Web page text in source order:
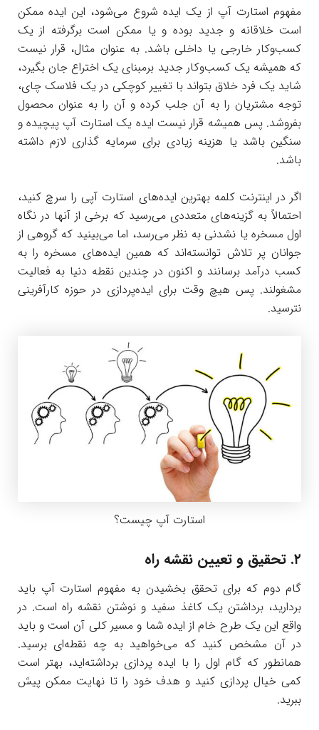
مفهوم استارت آپ از یک ایده شروع می‌شود، این ایده ممکن
است خلاقانه و جدید بوده و یا ممکن است برگرفته از یک
کسب‌و‌کار خارجی یا داخلی باشد. به عنوان مثال، قرار نیست
که همیشه یک کسب‌و‌کار جدید برمبنای یک اختراع جان بگیرد،
شاید یک فرد خلاق بتواند با تغییر کوچکی در یک فلاسک چای،
توجه مشتریان را به آن جلب کرده و آن را به عنوان محصول
بفروشد. پس همیشه قرار نیست ایده یک استارت آپ پیچیده و
سنگین باشد یا هزینه زیادی برای سرمایه گذاری لازم داشته
باشد.
اگر در اینترنت کلمه بهترین ایده‌های استارت آپی را سرچ کنید،
احتمالاً به گزینه‌های متعددی می‌رسید که برخی از آنها در نگاه
اول مسخره یا نشدنی به نظر می‌رسد، اما می‌بینید که گروهی از
جوانان پر تلاش توانسته‌اند که همین ایده‌های مسخره را به
کسب درآمد برسانند و اکنون در چندین نقطه دنیا به فعالیت
مشغولند. پس هیچ وقت برای ایده‌پردازی در حوزه کارآفرینی
نترسید.
استارت آپ چیست؟
۲. تحقیق و تعیین نقشه راه
گام دوم که برای تحقق بخشیدن به مفهوم استارت آپ باید
بردارید، برداشتن یک کاغذ سفید و نوشتن نقشه راه است. در
واقع این یک طرح خام از ایده شما و مسیر کلی آن است و باید
در آن مشخص کنید که می‌خواهید به چه نقطه‌ای برسید.
همانطور که گام اول را با ایده پردازی برداشته‌اید، بهتر است
کمی خیال پردازی کنید و هدف خود را تا نهایت ممکن پیش
ببرید.